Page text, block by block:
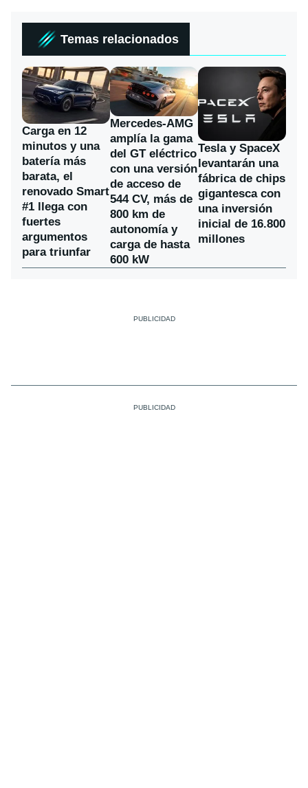
Temas relacionados
Carga en 12
minutos y una
batería más
barata, el
renovado Smart
#1 llega con
fuertes
argumentos
para triunfar
Mercedes-AMG
amplía la gama
del GT eléctrico
con una versión
de acceso de
544 CV, más de
800 km de
autonomía y
carga de hasta
600 kW
Tesla y SpaceX
levantarán una
fábrica de chips
gigantesca con
una inversión
inicial de 16.800
millones